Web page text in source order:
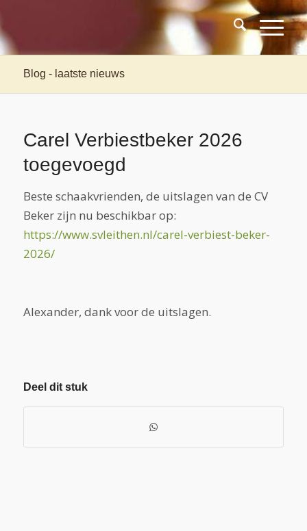
Blog - laatste nieuws
Carel Verbiestbeker 2026
toegevoegd
Beste schaakvrienden, de uitslagen van de CV
Beker zijn nu beschikbar op:
https://www.svleithen.nl/carel-verbiest-beker-
2026/
Alexander, dank voor de uitslagen.
Deel dit stuk